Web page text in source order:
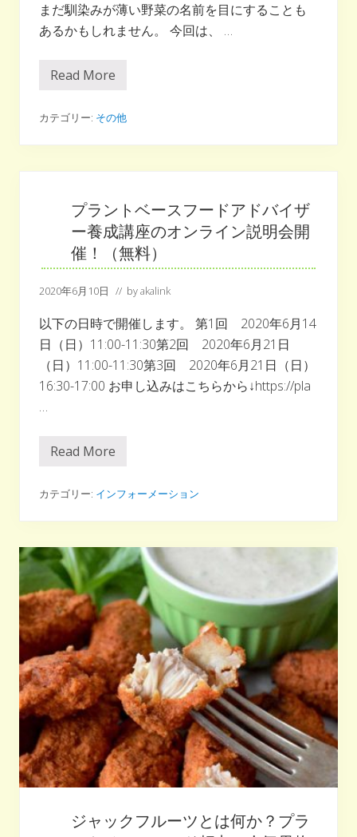
まだ馴染みが薄い野菜の名前を目にすることも
あるかもしれません。 今回は、 …
ビ
と
何
？
ン
ト
ベ
ー
ス
で
人
気
赤
い
野
菜
の
魅
Read More
カテゴリー: その他
プラントベースフードアドバイザ
ー養成講座のオンライン説明会開
催！（無料）
2020年6月10日 // byakalink
以下の日時で開催します。 第1回 2020年6月14
日（日）11:00-11:30第2回 2020年6月21日
（日）11:00-11:30第3回 2020年6月21日（日）
16:30-17:00 お申し込みはこちらから↓https://pla
…
プ
ト
ー
フ
ー
ド
ア
ド
バ
イ
ザ
ー
養
成
講
座
の
オ
ン
ラ
イ
ン
説
会
開
Read More
カテゴリー: インフォーメーション
ジャックフルーツとは何か？プラ